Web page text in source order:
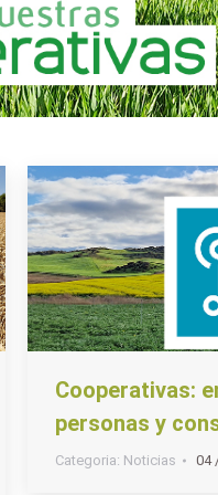
Cooperativas:
personas y
Categoria: Noticias 04